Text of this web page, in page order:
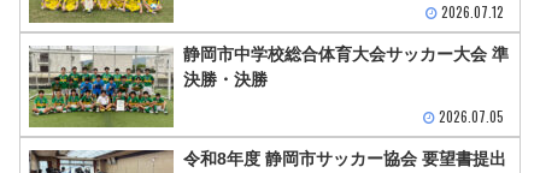
2026.07.12
静岡市中学校総合体育大会サッカー大会 準
決勝・決勝
2026.07.05
令和8年度 静岡市サッカー協会 要望書提出